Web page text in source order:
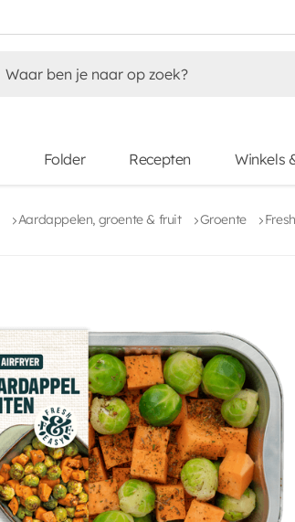
Folder Recepten Winkels
Aardappelen, groente & fruit Groente